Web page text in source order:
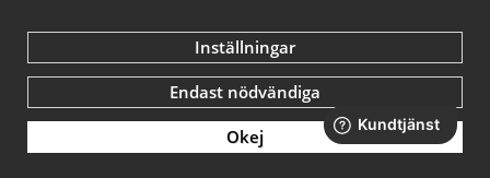
Inställningar
Endast nödvändiga
Okej